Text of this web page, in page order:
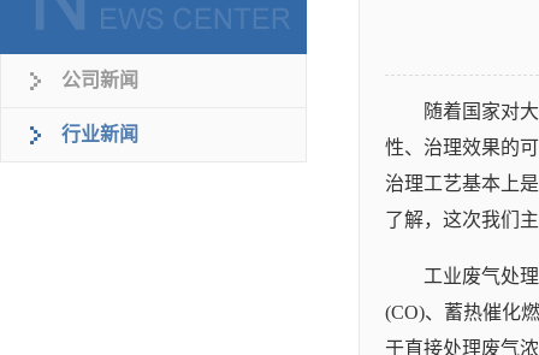
公司新闻
行业新闻
随着国家对
性、治理效果的
治理工艺基本上
了解，这次我们
工业废气处
(CO)、蓄热催化
于直接处理废气